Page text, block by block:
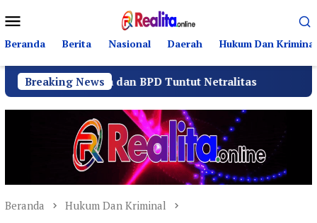
ke
kontenMobile
Beranda Berita Nasional Daerah Hukum Dan Kriminal
Breaking News
dan BPD Tuntut Netralitas Komando
Beranda Hukum Dan Kriminal